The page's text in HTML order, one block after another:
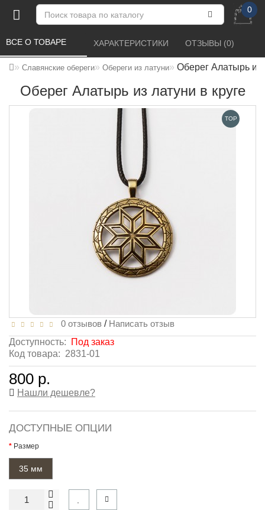
0
Славянские обереги Обереги из латуни Оберег Алатырь из
Оберег Алатырь из латуни в круге
ВСЕ О ТОВАРЕ ХАРАКТЕРИСТИКИ ОТЗЫВЫ (0)
TOP
0 отзывов / Написать отзыв
Доступность:
Под заказ
Код товара: 2831-01
800 р.
Нашли дешевле?
ДОСТУПНЫЕ ОПЦИИ
Размер
35 мм